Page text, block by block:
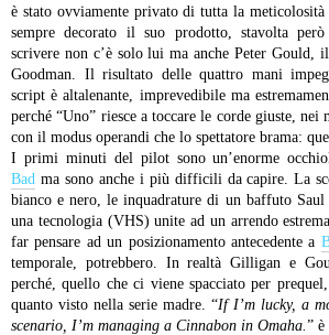
è stato ovviamente privato di tutta la
sempre decorato il suo prodotto, stavolta
scrivere non c’è solo lui ma anche Peter Gould,
Goodman. Il risultato delle quattro mani
script è altalenante, imprevedibile ma
perché “Uno” riesce a toccare le corde giuste, nei
con il modus operandi che lo spettatore brama:
I primi minuti del pilot sono un’enorme
Bad ma sono anche i più difficili da capire. La
bianco e nero, le inquadrature di un baffuto
una tecnologia (VHS) unite ad un arrendo
far pensare ad un posizionamento antecedente a
temporale, potrebbero. In realtà Gilligan e
perché, quello che ci viene spacciato per
quanto visto nella serie madre. “If I’m lucky, a
scenario, I’m managing a Cinnabon in Omaha.”